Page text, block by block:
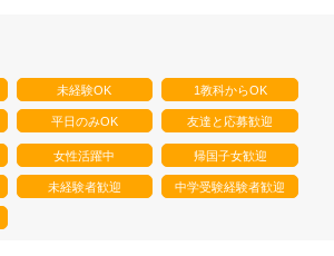
未経験OK 1教科からOK
平日のみOK 友達と応募歓迎
女性活躍中 帰国子女歓迎
未経験者歓迎 中学受験経験者歓迎